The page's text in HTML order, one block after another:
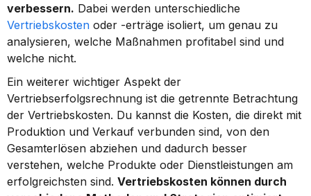
verbessern.
Vertriebskosten oder -erträge isoliert, um genau zu
analysieren, welche Maßnahmen profitabel sind und
welche nicht.
Ein weiterer wichtiger Aspekt der
Vertriebserfolgsrechnung ist die getrennte Betrachtung
der Vertriebskosten. Du kannst die Kosten, die direkt mit
Produktion und Verkauf verbunden sind, von den
Gesamterlösen abziehen und dadurch besser
verstehen, welche Produkte oder Dienstleistungen am
erfolgreichsten sind. Vertriebskosten können durch